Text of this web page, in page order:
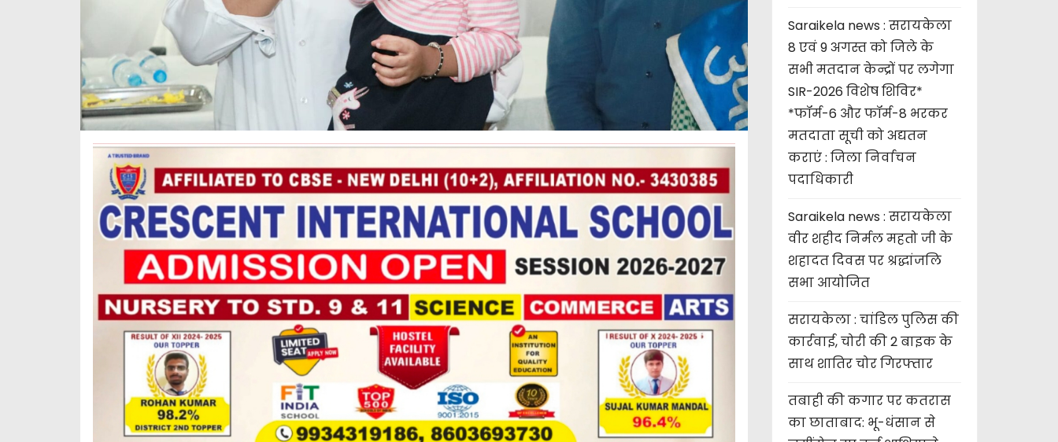
Saraikela news : सरायकेला
8 एवं 9 अगस्त को जिले के
सभी मतदान केन्द्रों पर लगेगा
SIR-2026 विशेष शिविर*
*फॉर्म-6 और फॉर्म-8 भरकर
मतदाता सूची को अद्यतन
कराएं : जिला निर्वाचन
पदाधिकारी
Saraikela news : सरायकेला
वीर शहीद निर्मल महतो जी के
शहादत दिवस पर श्रद्धांजलि
सभा आयोजित
सरायकेला : चांडिल पुलिस की
कार्रवाई, चोरी की 2 बाइक के
साथ शातिर चोर गिरफ्तार
तबाही की कगार पर कतरास
का छाताबाद: भू-धंसान से